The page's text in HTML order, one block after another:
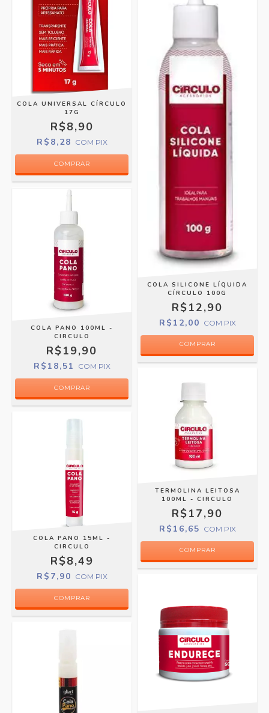
COLA UNIVERSAL CÍRCULO
17G
R$8,90
R$8,28 COM PIX
COLA SILICONE LÍQUIDA
CÍRCULO 100G
R$12,90
R$12,00 COM PIX
COLA PANO 100ML -
CIRCULO
R$19,90
R$18,51 COM PIX
TERMOLINA LEITOSA
100ML - CIRCULO
R$17,90
R$16,65 COM PIX
COLA PANO 15ML -
CIRCULO
R$8,49
R$7,90 COM PIX